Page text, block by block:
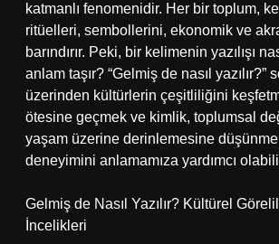
katmanlı fenomenidir. Her bir toplum,
ritüelleri, sembollerini, ekonomik ve
barındırır. Peki, bir kelimenin yazılışı
anlam taşır? “Gelmiş de nasıl yazılır?”
üzerinden kültürlerin çeşitliliğini
ötesine geçmek ve kimlik, toplumsal
yaşam üzerine derinlemesine
deneyimini anlamamıza yardımcı
Gelmiş de Nasıl Yazılır? Kültürel
İncelikleri